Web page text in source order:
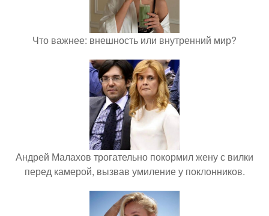
Что важнее: внешность или внутренний мир?
Андрей Малахов трогательно покормил жену с вилки
перед камерой, вызвав умиление у поклонников.